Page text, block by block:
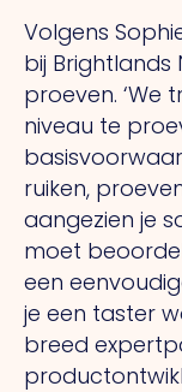
Volgens
bij Brightlands
proeven. ‘We
niveau te
ruiken,
aangezien je
moet
een
je een taster
breed